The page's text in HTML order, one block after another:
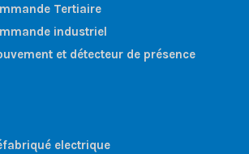
Tertiaire
industriel
et détecteur de présence
electrique